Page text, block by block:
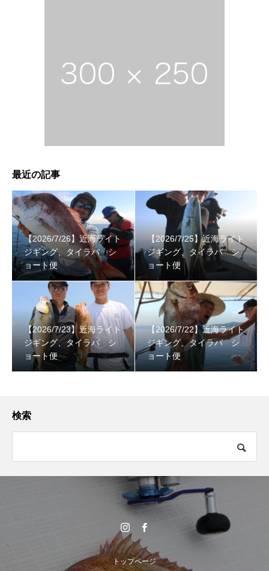
最近の記事
【2026/7/26】近海ライト
ジギング、タイラバ シ
ョート便
【2026/7/25】近海ライト
ジギング、タイラバ シ
ョート便
【2026/7/23】近海ライト
ジギング、タイラバ シ
ョート便
【2026/7/22】近海ライト
ジギング、タイラバ シ
ョート便
検索
トップページ